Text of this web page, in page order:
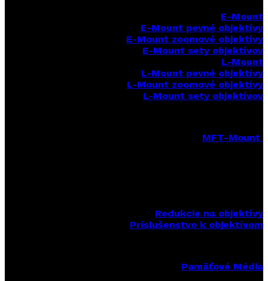
E-Mount
E-Mount pevné objektívy
E-Mount zoomové objektívy
E-Mount sety objektívov
L-Mount
L-Mount pevné objektívy
L-Mount zoomové objektívy
L-Mount sety objektívov
MFT-Mount
Redukcie na objektívy
Príslušenstvo k objektívom
Pamäťové Média